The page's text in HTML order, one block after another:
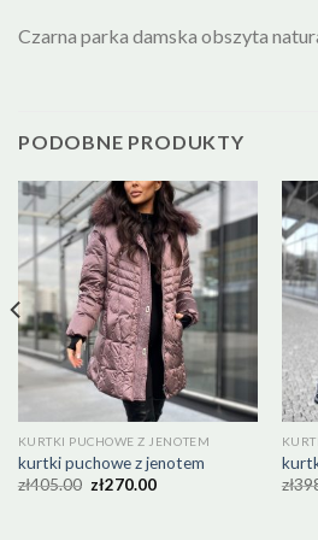
Czarna parka damska obszyta
PODOBNE PRODUKTY
KURTKI PUCHOWE Z JENOTEM
kurtki puchowe z jenotem
zł405.00 zł270.00
zł